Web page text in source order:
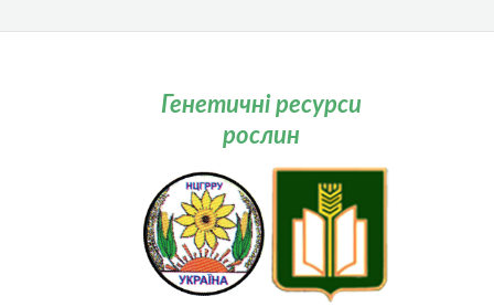
Генетичні ресурси
рослин